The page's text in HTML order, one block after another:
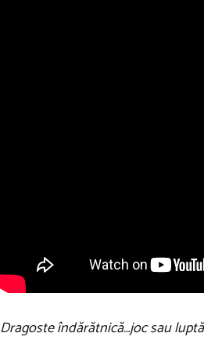
Dragoste îndărătnică…joc sau